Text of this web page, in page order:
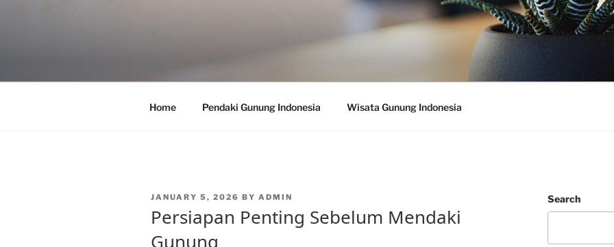
Home Pendaki Gunung Indonesia Wisata Gunung Indonesia
POSTED
JANUARY 5, 2026 BY ADMIN
Persiapan Penting Sebelum Mendaki
Gunung
Search